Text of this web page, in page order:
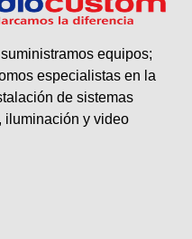
equipos;
especialistas en la
de sistemas
iluminación y video